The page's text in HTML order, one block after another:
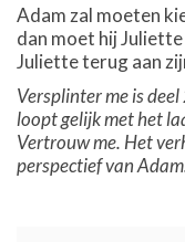
Adam zal moeten
dan moet hij
Juliette terug aan
Versplinter me is
loopt gelijk met het
Vertrouw me. Het
perspectief van